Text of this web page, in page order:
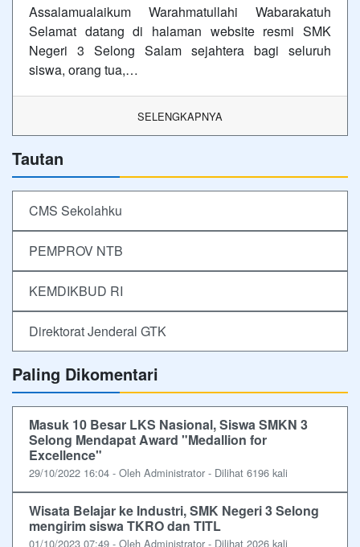
Assalamualaikum Warahmatullahi Wabarakatuh
Selamat datang di halaman website resmi SMK
Negeri 3 Selong Salam sejahtera bagi seluruh
siswa, orang tua,…
SELENGKAPNYA
Tautan
CMS Sekolahku
PEMPROV NTB
KEMDIKBUD RI
Direktorat Jenderal GTK
Paling Dikomentari
Masuk 10 Besar LKS Nasional, Siswa SMKN 3
Selong Mendapat Award "Medallion for
Excellence"
29/10/2022 16:04 - Oleh Administrator - Dilihat 6196 kali
Wisata Belajar ke Industri, SMK Negeri 3 Selong
mengirim siswa TKRO dan TITL
01/10/2023 07:49 - Oleh Administrator - Dilihat 2026 kali